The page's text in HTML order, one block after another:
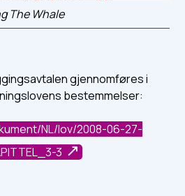
The Whale
gjennomføres i
bestemmelser:
NL/lov/2008-06-27-
3